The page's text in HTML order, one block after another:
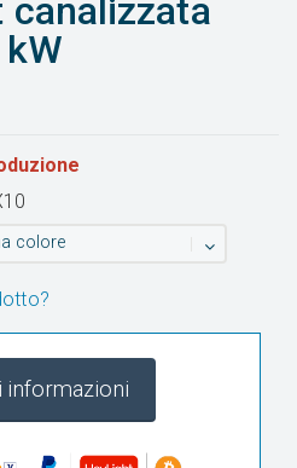
canalizzata
kW
colore
informazioni